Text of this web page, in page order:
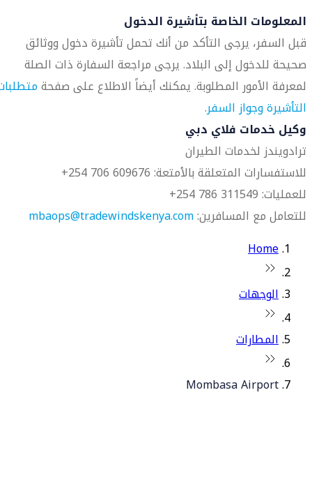
المعلومات الخاصة بتأشيرة الدخول
قبل السفر، يرجى التأكد من أنك تحمل تأشيرة دخول ووثائق
صحيحة للدخول إلى البلاد. يرجى مراجعة السفارة ذات الصلة
لمعرفة الأمور المطلوبة. يمكنك أيضاً الاطلاع على صفحة
التأشيرة وجواز السفر.
وكيل خدمات فلاي دبي
ترادويندز لخدمات الطيران
للاستفسارات المتعلقة بالأمتعة: 609676 706 254+
للعمليات: 311549 786 254+
للتعامل مع المسافرين:mbaops@tradewindskenya.com
Home
الوجهات
المطارات
Mombasa Airport